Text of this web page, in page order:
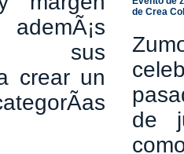
sus
crear un
de Crea
de